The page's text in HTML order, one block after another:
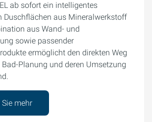
ab sofort ein intelligentes
Duschflächen aus Mineralwerkstoff
aus Wand- und
sowie passender
ermöglicht den direkten Weg
Planung und deren Umsetzung
Sie mehr